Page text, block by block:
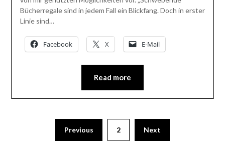
Bücherregale sind in jedem Fall ein Blickfang. Doch in erster
Linie sind…
Facebook X E-Mail
Read more
Previous 2 Next